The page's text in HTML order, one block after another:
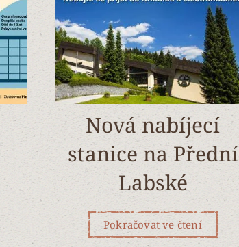
Nová nabíjecí
stanice na Přední
Labské
Pokračovat ve čtení